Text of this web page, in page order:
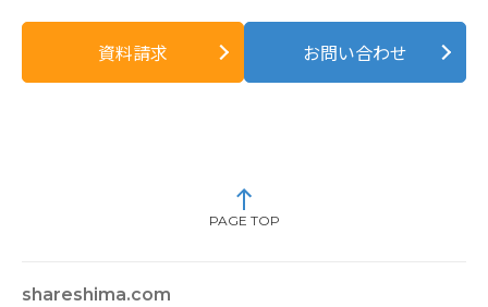
資料請求 お問い合わせ
PAGE TOP
shareshima.com